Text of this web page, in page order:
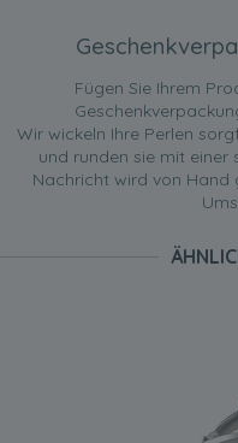
Fügen Sie Ihrem
Wir wickeln Ihre Perlen
und runden sie mit einer
Nachricht wird von Hand